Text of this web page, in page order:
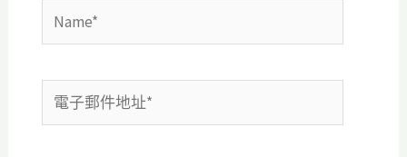
Name*
電
子